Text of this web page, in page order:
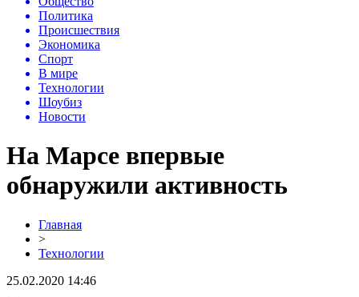
Политика
Происшествия
Экономика
Спорт
В мире
Технологии
Шоубиз
Новости
На Марсе впервые
обнаружили активность
Главная
>
Технологии
25.02.2020 14:46